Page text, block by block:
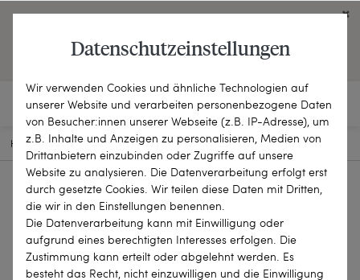
OPEN ENGLISH WEBSITE
HOME SCHMUCKSTÜCKE ANHÄNGER 22-1287
Datenschutzeinstellungen
Wir verwenden Cookies und ähnliche Technologien auf
unserer Website und verarbeiten personenbezogene Daten
von Besucher:innen unserer Webseite (z.B. IP-Adresse), um
z.B. Inhalte und Anzeigen zu personalisieren, Medien von
Drittanbietern einzubinden oder Zugriffe auf unsere
Website zu analysieren. Die Datenverarbeitung erfolgt erst
durch gesetzte Cookies. Wir teilen diese Daten mit Dritten,
die wir in den Einstellungen benennen.
Die Datenverarbeitung kann mit Einwilligung oder
aufgrund eines berechtigten Interesses erfolgen. Die
Zustimmung kann erteilt oder abgelehnt werden. Es
besteht das Recht, nicht einzuwilligen und die Einwilligung